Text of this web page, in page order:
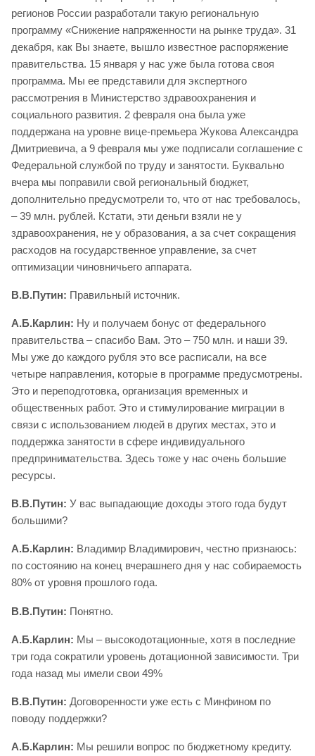
регионов России разработали такую региональную
программу «Снижение напряженности на рынке труда». 31
декабря, как Вы знаете, вышло известное распоряжение
правительства. 15 января у нас уже была готова своя
программа. Мы ее представили для экспертного
рассмотрения в Министерство здравоохранения и
социального развития. 2 февраля она была уже
поддержана на уровне вице-премьера Жукова Александра
Дмитриевича, а 9 февраля мы уже подписали соглашение с
Федеральной службой по труду и занятости. Буквально
вчера мы поправили свой региональный бюджет,
дополнительно предусмотрели то, что от нас требовалось,
– 39 млн. рублей. Кстати, эти деньги взяли не у
здравоохранения, не у образования, а за счет сокращения
расходов на государственное управление, за счет
оптимизации чиновничьего аппарата.
В.В.Путин: Правильный источник.
А.Б.Карлин: Ну и получаем бонус от федерального
правительства – спасибо Вам. Это – 750 млн. и наши 39.
Мы уже до каждого рубля это все расписали, на все
четыре направления, которые в программе предусмотрены.
Это и переподготовка, организация временных и
общественных работ. Это и стимулирование миграции в
связи с использованием людей в других местах, это и
поддержка занятости в сфере индивидуального
предпринимательства. Здесь тоже у нас очень большие
ресурсы.
В.В.Путин: У вас выпадающие доходы этого года будут
большими?
А.Б.Карлин: Владимир Владимирович, честно признаюсь:
по состоянию на конец вчерашнего дня у нас собираемость
80% от уровня прошлого года.
В.В.Путин: Понятно.
А.Б.Карлин: Мы – высокодотационные, хотя в последние
три года сократили уровень дотационной зависимости. Три
года назад мы имели свои 49%
В.В.Путин: Договоренности уже есть с Минфином по
поводу поддержки?
А.Б.Карлин: Мы решили вопрос по бюджетному кредиту.